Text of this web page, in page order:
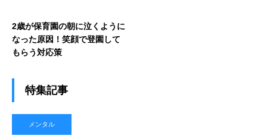
2歳が保育園の朝に泣くように
なった原因！笑顔で登園して
もらう対応策
特集記事
メンタル